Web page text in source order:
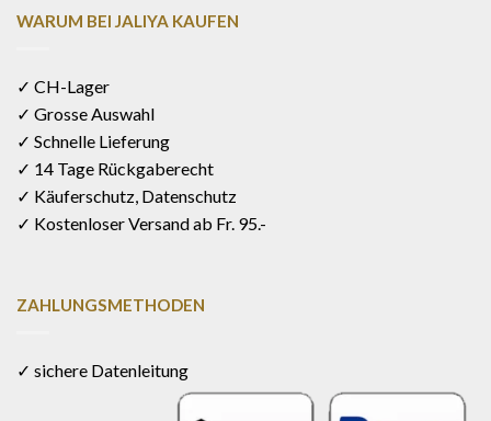
WARUM BEI JALIYA KAUFEN
✓ CH-Lager
✓ Grosse Auswahl
✓ Schnelle Lieferung
✓ 14 Tage Rückgaberecht
✓ Käuferschutz, Datenschutz
✓ Kostenloser Versand ab Fr. 95.-
ZAHLUNGSMETHODEN
✓ sichere Datenleitung